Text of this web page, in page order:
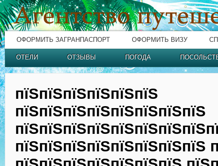
ОФОРМИТЬ ЗАГРАНПАСПОРТ ОФОРМИТЬ ВИЗУ
ОТЕЛИ ОТЗЫВЫ ПОГОДА
пїЅпїЅпїЅпїЅпїЅпїЅ
пїЅпїЅпїЅпїЅпїЅпїЅпїЅпїЅ
пїЅпїЅпїЅпїЅпїЅпїЅпїЅпїЅ